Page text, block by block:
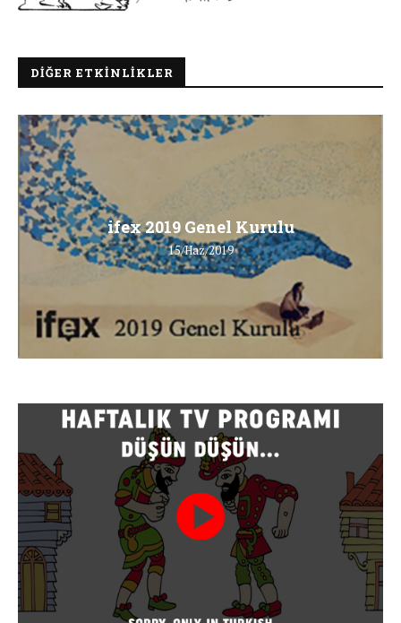
DIĞER ETKINLIKLER
ifex 2019 Genel Kurulu
15/Haz/2019